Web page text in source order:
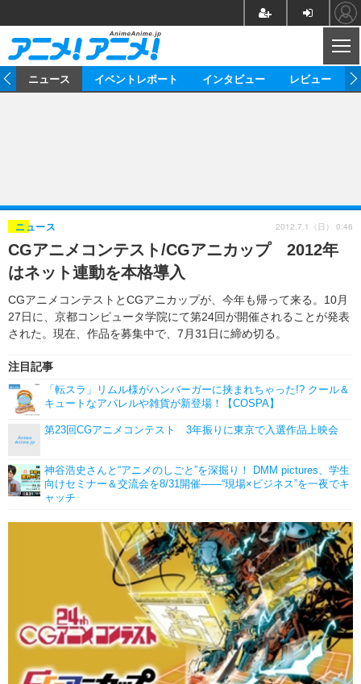
ゲーム グッズ
イベント
海外イベント ビジネス
俳優・タレント アーティスト
ビジネス
アニメ 実写
書評
ゲーム 座談会
動画
アニメ！アニメ！TV ABEMA Cafe
ニュース イベントレポート インタビュー レビュー
CGアニメコンテスト/CGアニカップ 2012年
はネット連動を本格導入
CGアニメコンテストとCGアニカップが、今年も帰って来る。10月
27日に、京都コンピュータ学院にて第24回が開催されることが発表
された。現在、作品を募集中で、7月31日に締め切る。
ニュース
注目記事
「転スラ」リムル様がハンバーガーに挟まれちゃった!? クール＆
キュートなアパレルや雑貨が新登場！【COSPA】
第23回CGアニメコンテスト 3年振りに東京で入選作品上映会
神谷浩史さんと“アニメのしごと”を深掘り！ DMM pictures、学生
向けセミナー＆交流会を8/31開催――“現場×ビジネス”を一夜でキ
ャッチ
2012.7.1（日） 0:46